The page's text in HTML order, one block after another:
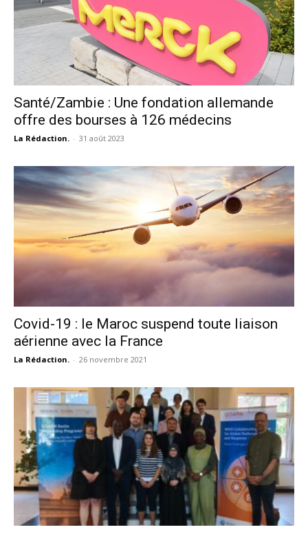
Santé/Zambie : Une fondation allemande
offre des bourses à 126 médecins
La Rédaction. - 31 août 2023
Covid-19 : le Maroc suspend toute liaison
aérienne avec la France
La Rédaction. - 26 novembre 2021